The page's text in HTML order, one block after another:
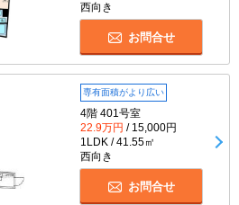
西向き
お問合せ
専有面積がより広い
4階 401号室
22.9万円 / 15,000円
1LDK / 41.55㎡
西向き
お問合せ